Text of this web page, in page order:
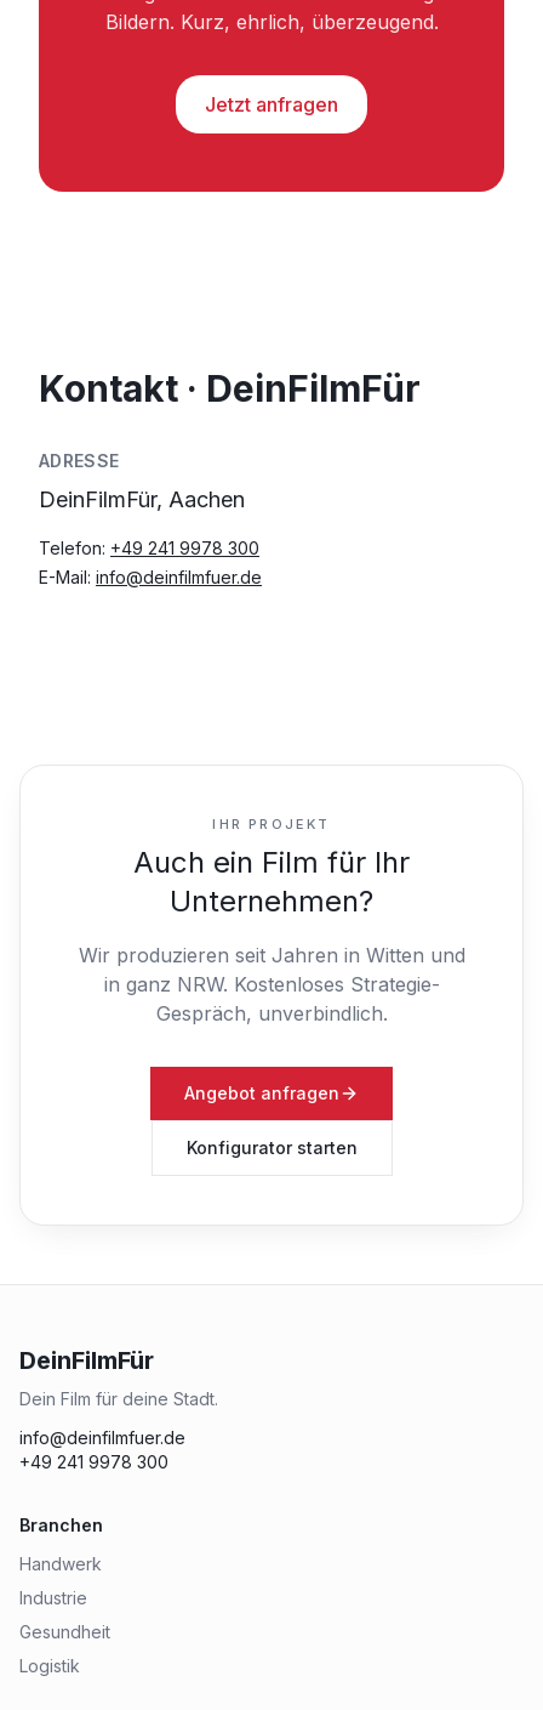
Bildern. Kurz, ehrlich, überzeugend.
Jetzt anfragen
Kontakt · DeinFilmFür
ADRESSE
DeinFilmFür, Aachen
Telefon: +49 241 9978 300
E-Mail: info@deinfilmfuer.de
IHR PROJEKT
Auch ein Film für Ihr
Unternehmen?
Wir produzieren seit Jahren in Witten und
in ganz NRW. Kostenloses Strategie-
Gespräch, unverbindlich.
Angebot anfragen
Konfigurator starten
DeinFilmFür
Dein Film für deine Stadt.
info@deinfilmfuer.de
+49 241 9978 300
Branchen
Handwerk
Industrie
Gesundheit
Logistik